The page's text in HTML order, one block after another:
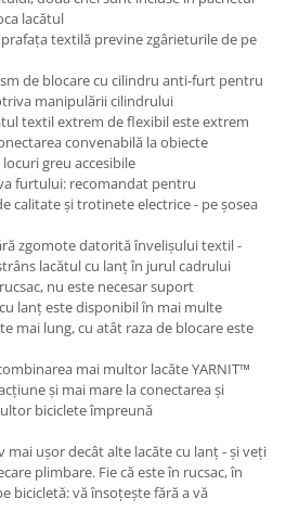
lacătul
textilă previne zgârieturile de pe
de blocare cu cilindru anti-furt pentru
manipulării cilindrului
textil extrem de flexibil este extrem
convenabilă la obiecte
greu accesibile
furtului: recomandat pentru
calitate și trotinete electrice - pe șosea
zgomote datorită învelișului textil -
lacătul cu lanț în jurul cadrului
nu este necesar suport
lanț este disponibil în mai multe
mai lung, cu atât raza de blocare este
mai multor lacăte YARNIT™
și mai mare la conectarea și
biciclete împreună
mai ușor decât alte lacăte cu lanț - și veți
plimbare. Fie că este în rucsac, în
bicicletă: vă însoțește fără a vă